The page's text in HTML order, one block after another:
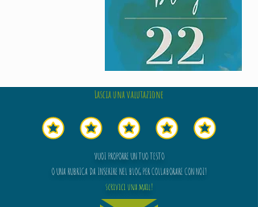
Lascia una valutazione
VUOI PROPORRE UN TUO TESTO
O UNA RUBRICA DA INSERIRE NEL BLOG PER COLLABORARE CON NOI?
scrivici una mail!